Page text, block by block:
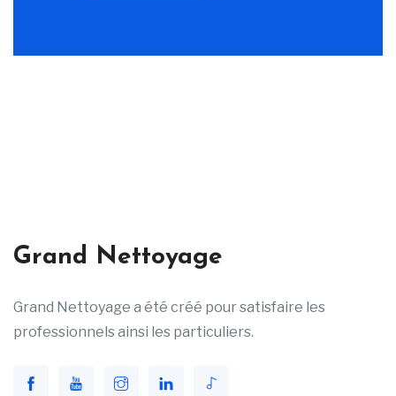
Grand Nettoyage
Grand Nettoyage a été créé pour satisfaire les
professionnels ainsi les particuliers.